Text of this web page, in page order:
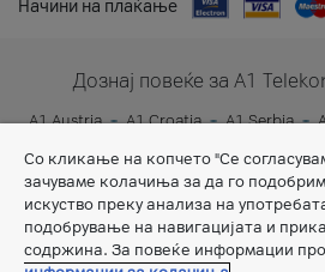
Начини на плаќање
Дознај повеќе за A1
A1 Austria A1 Croatia A1 Serbia
Со кликање на копчето "Се
зачуваме колачиња за да го
искуство преку анализа на
подобрување на навигацијата и
содржина. За повеќе информации